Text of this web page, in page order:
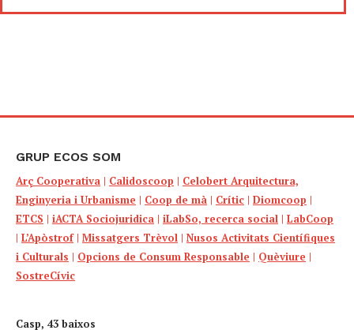
GRUP ECOS SOM
Arç Cooperativa | Calidoscoop | Celobert Arquitectura,
Enginyeria i Urbanisme | Coop de mà | Crític | Diomcoop |
ETCS | iACTA Sociojuridica | iLabSo, recerca social | LabCoop
| L’Apòstrof| Missatgers Trèvol | Nusos Activitats Científiques
i Culturals | Opcions de Consum Responsable | Quèviure |
SostreCívic
Casp, 43 baixos